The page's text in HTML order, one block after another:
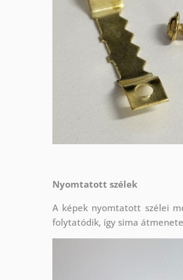
Nyomtatott szélek
A képek nyomtatott szélei
folytatódik, így sima